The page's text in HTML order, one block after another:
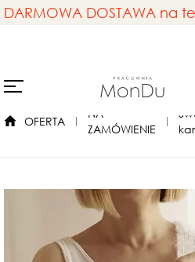
DARMOWA DOSTAWA na
OFERTA
NA
ZAMÓWIENIE